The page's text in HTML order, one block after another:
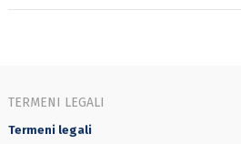
TERMENI LEGALI
Termeni legali